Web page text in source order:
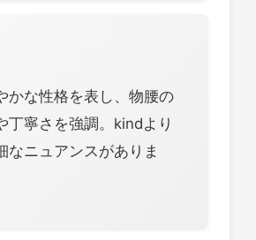
かな性格を表し、物腰の
丁寧さを強調。kindより
なニュアンスがありま